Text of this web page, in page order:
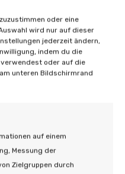
oder eine
wird nur auf dieser
jederzeit ändern,
indem du die
oder auf die
unteren Bildschirmrand
auf einem
Messung der
Zielgruppen durch